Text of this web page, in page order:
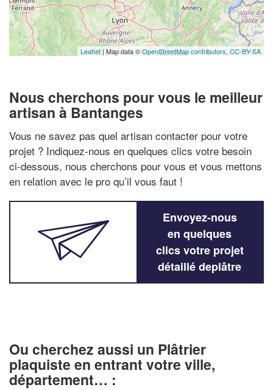
Leaflet | Map data ©OpenStreetMap contributors,CC-BY-SA
Nous cherchons pour vous le meilleur
artisan à Bantanges
Vous ne savez pas quel artisan contacter pour votre
projet ? Indiquez-nous en quelques clics votre besoin
ci-dessous, nous cherchons pour vous et vous mettons
en relation avec le pro qu’il vous faut !
Envoyez-nous
en quelques
clics votre projet
détaillé deplâtre
Ou cherchez aussi un Plâtrier
plaquiste en entrant votre ville,
département… :